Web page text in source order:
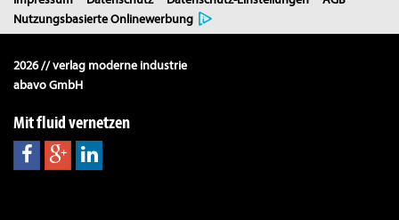
Nutzungsbasierte Onlinewerbung
2026 // verlag moderne industrie
abavo GmbH
Mit fluid vernetzen